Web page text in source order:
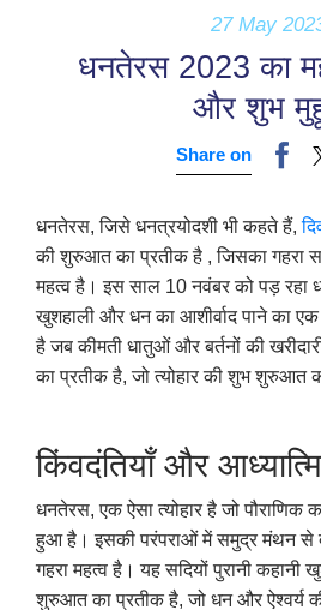
27 May
धनतेरस 2023 का
और शुभ
Share on
धनतेरस, जिसे धनत्रयोदशी भी कहते हैं,
की शुरुआत का प्रतीक है , जिसका गहरा
महत्व है। इस साल 10 नवंबर को पड़ रहा
खुशहाली और धन का आशीर्वाद पाने का
है जब कीमती धातुओं और बर्तनों की
का प्रतीक है, जो त्योहार की शुभ शुरुआत
किंवदंतियाँ और
धनतेरस, एक ऐसा त्योहार है जो पौराणिक
हुआ है। इसकी परंपराओं में समुद्र मंथन से
गहरा महत्व है। यह सदियों पुरानी कहानी
शुरुआत का प्रतीक है, जो धन और ऐश्वर्य